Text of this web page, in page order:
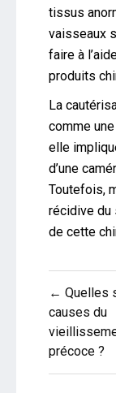
tissus
vaisseaux
faire à
produits
La
comme
elle
d’une
Toutefois,
récidive du
de cette
de
l’article
← Quelles
causes du
précoce ?